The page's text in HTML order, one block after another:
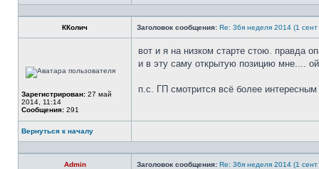
Профиль
ККолич Заголовок сообщения: Re: 36я неделя 2014 (1 сент
в
Зарегистрирован: 27 май
2014, 11:14
Сообщения: 291
вот и я на низком старте стою. правда
и в эту саму открытую позицию мне....
п.с. ГП смотрится всё более интересным
Вернуться к началу
Профиль
Admin Заголовок сообщения: Re: 36я неделя 2014 (1 сент